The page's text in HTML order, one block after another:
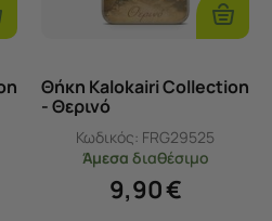
Θήκη Kalokairi Collection
- Θερινό
Κωδικός: FRG29525
Άμεσα διαθέσιμο
9,90€